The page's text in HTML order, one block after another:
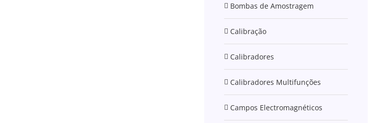
Bombas de Amostragem
Calibração
Calibradores
Calibradores Multifunções
Campos Electromagnéticos